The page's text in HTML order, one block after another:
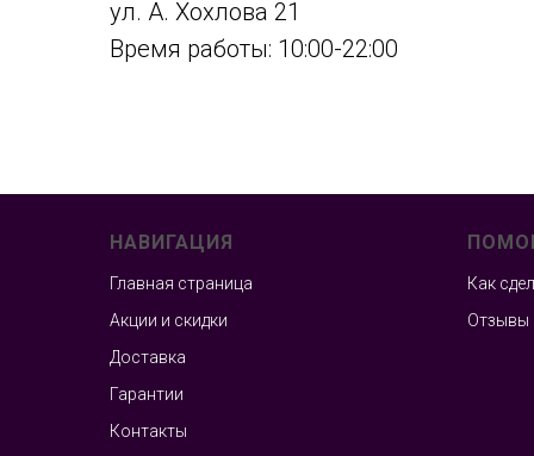
ул. А. Хохлова 21
Время работы: 10:00-22:00
НАВИГАЦИЯ
Главная страница
Акции и скидки
Доставка
Гарантии
Контакты
Как
Отзывы